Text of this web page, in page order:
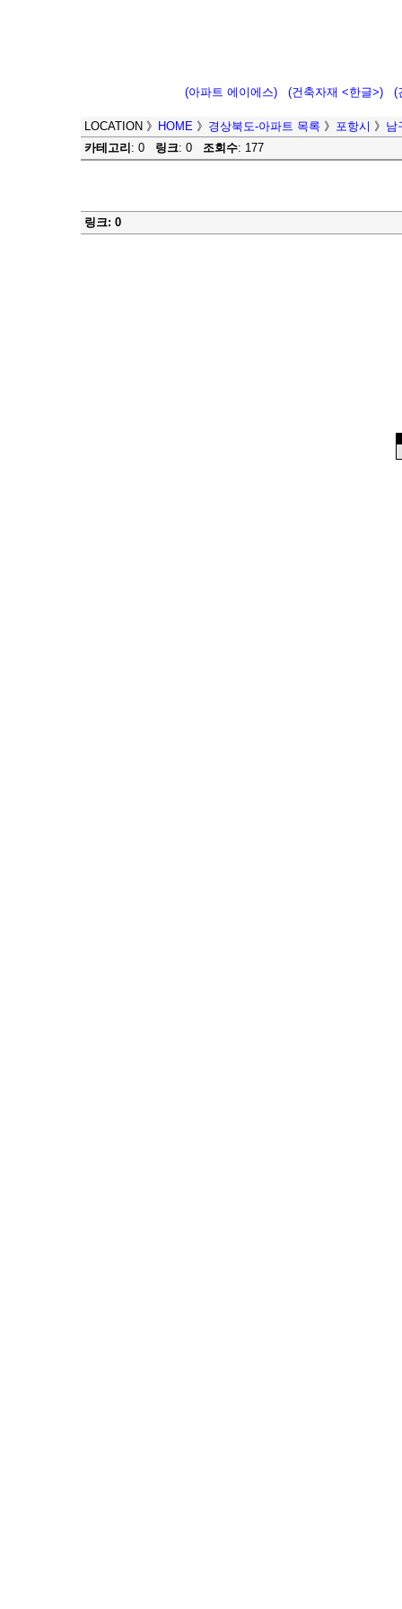
(아파트 에이에스) (건축자재 <한글>) (
LOCATION 》 HOME 》 경상북도-아파트 목록 》 포항시 》 남
카테고리 : 0 링크: 0 조회수: 177
링크: 0